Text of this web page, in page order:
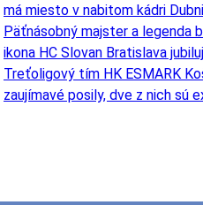
má miesto v nabitom kádri
Päťnásobný majster a legenda
ikona HC Slovan Bratislava
Treťoligový tím HK ESMARK
zaujímavé posily, dve z nich sú